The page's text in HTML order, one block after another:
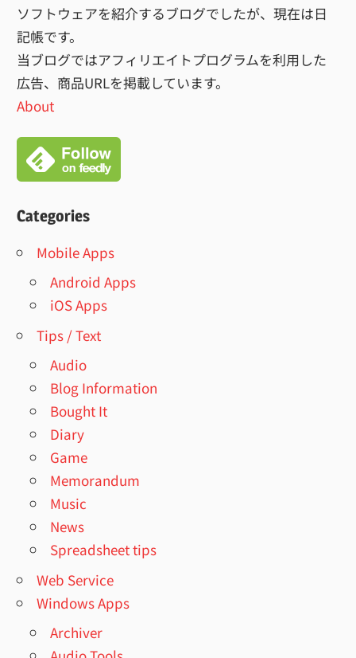
ソフトウェアを紹介するブログでしたが、現在は日
記帳です。
当ブログではアフィリエイトプログラムを利用した
広告、商品URLを掲載しています。
About
Categories
Mobile Apps
Android Apps
iOS Apps
Tips / Text
Audio
Blog Information
Bought It
Diary
Game
Memorandum
Music
News
Spreadsheet tips
Web Service
Windows Apps
Archiver